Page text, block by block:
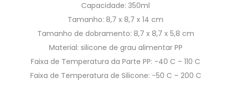
Capacidade: 350ml
Tamanho: 8,7 x 8,7 x 14 cm
Tamanho de dobramento: 8,7 x 8,7 x 5,8 cm
Material: silicone de grau alimentar PP
Faixa de Temperatura da Parte PP: -40 C – 110 C
Faixa de Temperatura de Silicone: -50 C – 200 C